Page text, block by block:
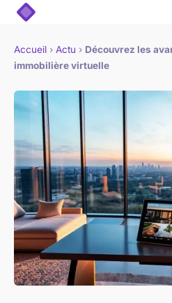
Accueil › Actu › Découvrez les
immobilière virtuelle